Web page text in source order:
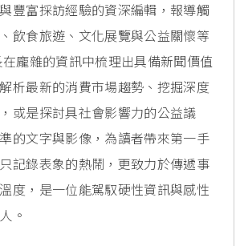
豐富採訪經驗的資深編輯，報導觸
飲食旅遊、文化展覽與公益關懷等
龐雜的資訊中梳理出具備新聞價值
析最新的消費市場趨勢、挖掘深度
或是探討具社會影響力的公益議
的文字與影像，為讀者帶來第一手
記錄表象的熱鬧，更致力於傳遞事
度，是一位能駕馭硬性資訊與感性
。